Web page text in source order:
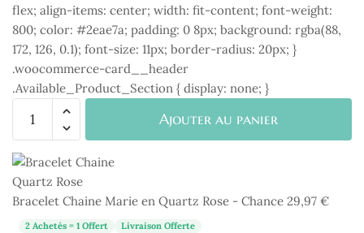
flex; align-items: center; width: fit-content; font-weight:
800; color: #2eae7a; padding: 0 8px; background: rgba(88,
172, 126, 0.1); font-size: 11px; border-radius: 20px; }
.woocommerce-card__header
.Available_Product_Section { display: none; }
Bracelet
Chaine
Marie
en
Quartz
Ajouter au panier
Bracelet Chaine Marie en Quartz Rose - Chance 29,97 €
2 Achetés = 1 Offert Livraison Offerte